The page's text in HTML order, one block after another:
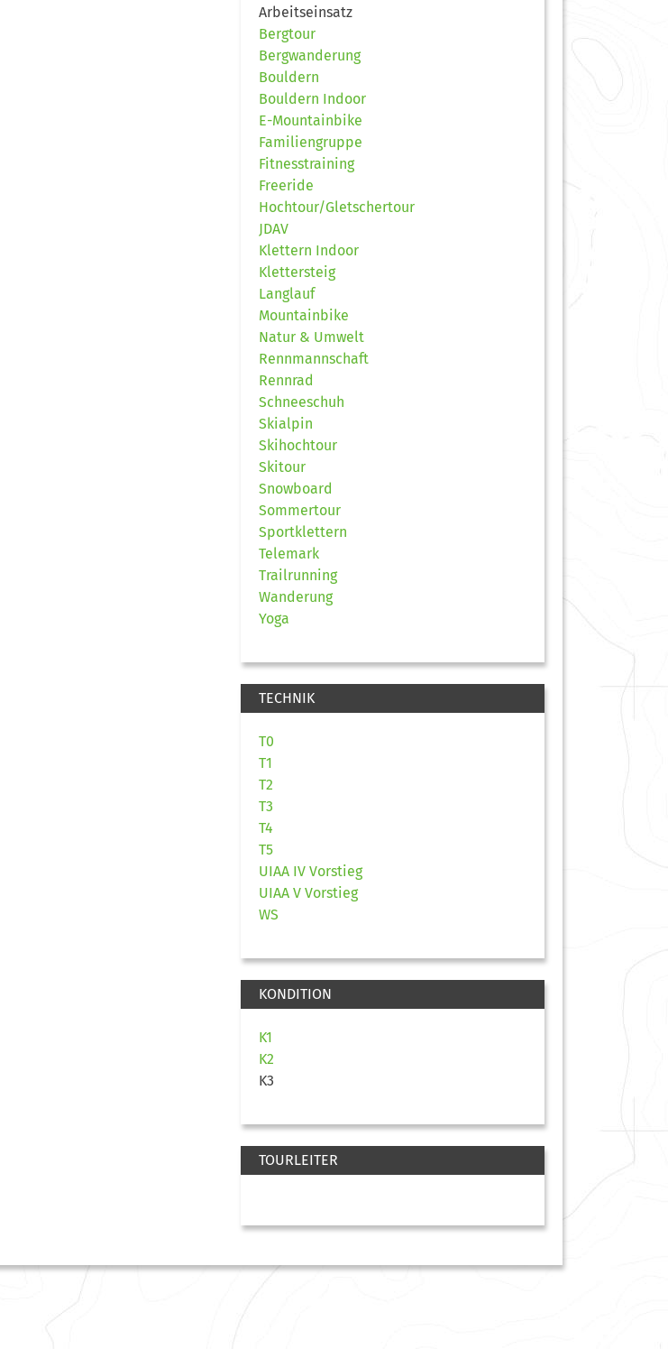
Arbeitseinsatz
Bergtour
Bergwanderung
Bouldern
Bouldern Indoor
E-Mountainbike
Familiengruppe
Fitnesstraining
Freeride
Hochtour/Gletschertour
JDAV
Klettern Indoor
Klettersteig
Langlauf
Mountainbike
Natur & Umwelt
Rennmannschaft
Rennrad
Schneeschuh
Skialpin
Skihochtour
Skitour
Snowboard
Sommertour
Sportklettern
Telemark
Trailrunning
Wanderung
Yoga
TECHNIK
T0
T1
T2
T3
T4
T5
UIAA IV Vorstieg
UIAA V Vorstieg
WS
KONDITION
K1
K2
K3
TOURLEITER